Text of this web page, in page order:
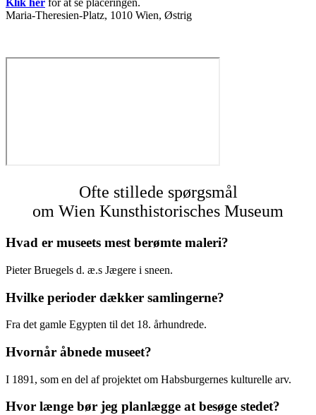
Klik her for at se placeringen.
Maria-Theresien-Platz, 1010 Wien, Østrig
Ofte stillede spørgsmål
om Wien Kunsthistorisches Museum
Hvad er museets mest berømte maleri?
Pieter Bruegels d. æ.s Jægere i sneen.
Hvilke perioder dækker samlingerne?
Fra det gamle Egypten til det 18. århundrede.
Hvornår åbnede museet?
I 1891, som en del af projektet om Habsburgernes kulturelle arv.
Hvor længe bør jeg planlægge at besøge stedet?